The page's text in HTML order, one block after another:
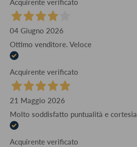
Acquirente verificato
04 Giugno 2026
Ottimo venditore. Veloce
Acquirente verificato
21 Maggio 2026
Molto soddisfatto puntualità e cortesia
Acquirente verificato